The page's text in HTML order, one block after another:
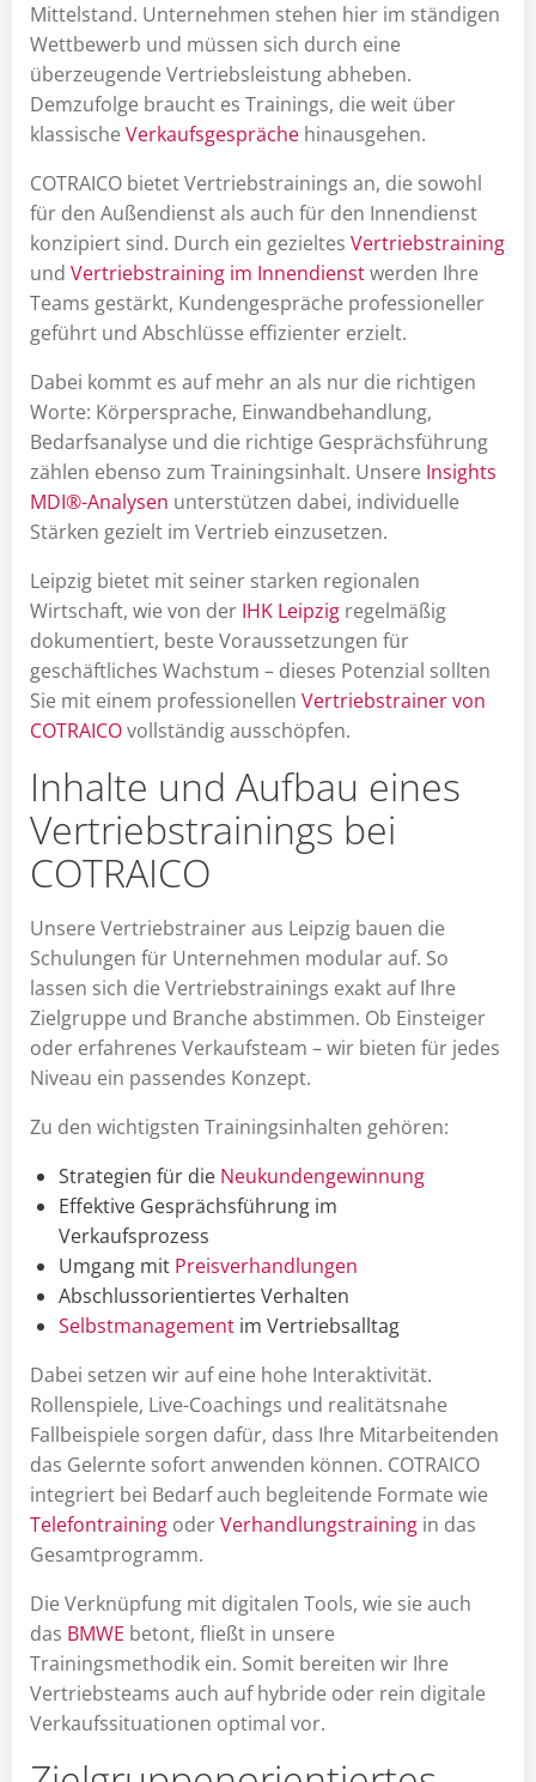
Mittelstand. Unternehmen stehen hier im ständigen
Wettbewerb und müssen sich durch eine
überzeugende Vertriebsleistung abheben.
Demzufolge braucht es Trainings, die weit über
klassische Verkaufsgespräche hinausgehen.
COTRAICO bietet Vertriebstrainings an, die sowohl
für den Außendienst als auch für den Innendienst
konzipiert sind. Durch ein gezieltes Vertriebstraining
und Vertriebstraining im Innendienstwerden Ihre
Teams gestärkt, Kundengespräche professioneller
geführt und Abschlüsse effizienter erzielt.
Dabei kommt es auf mehr an als nur die richtigen
Worte: Körpersprache, Einwandbehandlung,
Bedarfsanalyse und die richtige Gesprächsführung
zählen ebenso zum Trainingsinhalt. Unsere Insights
MDI®-Analysen unterstützen dabei, individuelle
Stärken gezielt im Vertrieb einzusetzen.
Leipzig bietet mit seiner starken regionalen
Wirtschaft, wie von der IHK Leipzig regelmäßig
dokumentiert, beste Voraussetzungen für
geschäftliches Wachstum – dieses Potenzial sollten
Sie mit einem professionellen Vertriebstrainer von
COTRAICOvollständig ausschöpfen.
Inhalte und Aufbau eines
Vertriebstrainings bei
COTRAICO
Unsere Vertriebstrainer aus Leipzig bauen die
Schulungen für Unternehmen modular auf. So
lassen sich die Vertriebstrainings exakt auf Ihre
Zielgruppe und Branche abstimmen. Ob Einsteiger
oder erfahrenes Verkaufsteam – wir bieten für jedes
Niveau ein passendes Konzept.
Zu den wichtigsten Trainingsinhalten gehören:
Strategien für die Neukundengewinnung
Effektive Gesprächsführung im
Verkaufsprozess
Umgang mit Preisverhandlungen
Abschlussorientiertes Verhalten
Selbstmanagement im Vertriebsalltag
Dabei setzen wir auf eine hohe Interaktivität.
Rollenspiele, Live-Coachings und realitätsnahe
Fallbeispiele sorgen dafür, dass Ihre Mitarbeitenden
das Gelernte sofort anwenden können. COTRAICO
integriert bei Bedarf auch begleitende Formate wie
Telefontraining oderVerhandlungstraining in das
Gesamtprogramm.
Die Verknüpfung mit digitalen Tools, wie sie auch
das BMWE betont, fließt in unsere
Trainingsmethodik ein. Somit bereiten wir Ihre
Vertriebsteams auch auf hybride oder rein digitale
Verkaufssituationen optimal vor.